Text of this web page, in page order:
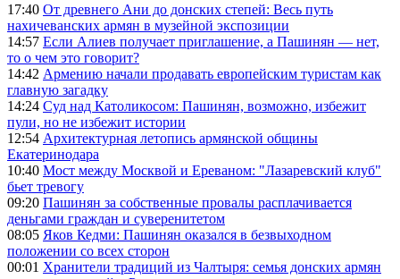
17:40 От древнего Ани до донских степей: Весь путь
нахичеванских армян в музейной экспозиции
14:57 Если Алиев получает приглашение, а Пашинян — нет,
то о чем это говорит?
14:42 Армению начали продавать европейским туристам как
главную загадку
14:24 Суд над Католикосом: Пашинян, возможно, избежит
пули, но не избежит истории
12:54 Архитектурная летопись армянской общины
Екатеринодара
10:40 Мост между Москвой и Ереваном: "Лазаревский клуб"
бьет тревогу
09:20 Пашинян за собственные провалы расплачивается
деньгами граждан и суверенитетом
08:05 Яков Кедми: Пашинян оказался в безвыходном
положении со всех сторон
00:01 Хранители традиций из Чалтыря: семья донских армян